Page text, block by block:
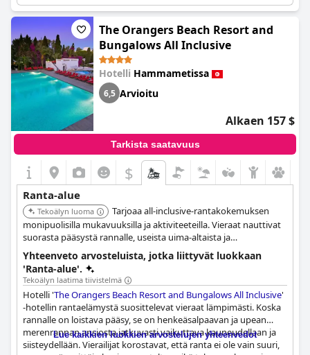
The Orangers Beach Resort and
Bungalows All Inclusive
Hotelli Hammametissa
6,5 Arvioitu
Alkaen 157 $
Tarkista saatavuus
$
Ranta-alue
Tekoälyn luoma
Tarjoaa all-inclusive-rantakokemuksen
monipuolisilla mukavuuksilla ja aktiviteeteilla. Vieraat nauttivat
suorasta pääsystä rannalle, useista uima-altaista ja
monipuolisista ruokailumahdollisuuksista. Lomakeskus on
suosittu perheiden ja pariskuntien keskuudessa, jotka etsivät
vaivatonta lomaa.
Yhteenveto arvosteluista, jotka liittyvät luokkaan
'Ranta-alue'.
Tekoälyn laatima tiivistelmä
Hotelli 'The Orangers Beach Resort and Bungalows All Inclusive'
-hotellin rantaelämystä suosittelevat vieraat lämpimästi. Koska
rannalle on loistava pääsy, se on henkeäsalpaavan ja upean
merenrannan ansiosta jatkuvasti vaikuttava kauneudellaan ja
siisteydellään. Vierailijat korostavat, että ranta ei ole vain suuri,
Lue kaikkien luokkien arvostelujen yhteenvedot